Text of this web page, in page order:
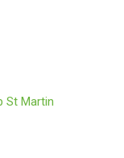
St Martin